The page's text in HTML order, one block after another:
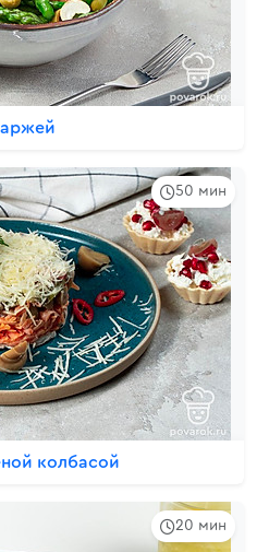
50 мин
колбасой
20 мин